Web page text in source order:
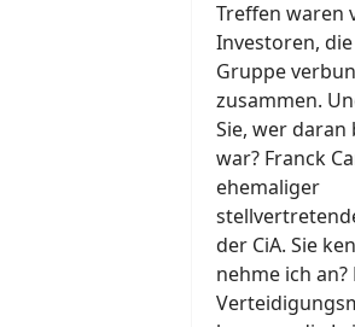
Treffen waren
Investoren,
Gruppe
zusammen.
Sie, wer
war? Franck
ehemaliger
der CiA. Sie
nehme ich